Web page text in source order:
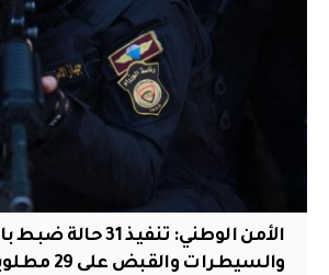
الأمن الوطني: تنفيذ 31
والسيطرات والقبض على 29 مطلوباً